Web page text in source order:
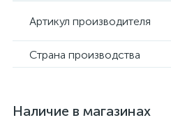
Артикул производителя
Страна производства
Наличие в магазинах